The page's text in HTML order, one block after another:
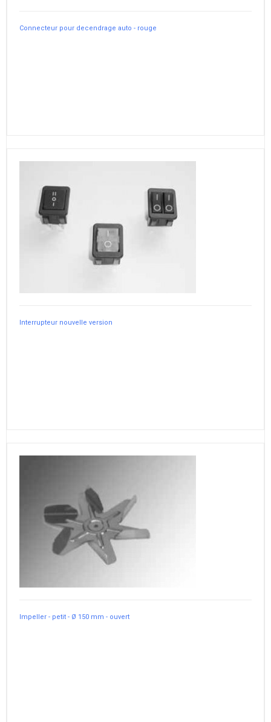
Connecteur pour decendrage auto - rouge
Interrupteur nouvelle version
Impeller - petit - Ø 150 mm - ouvert